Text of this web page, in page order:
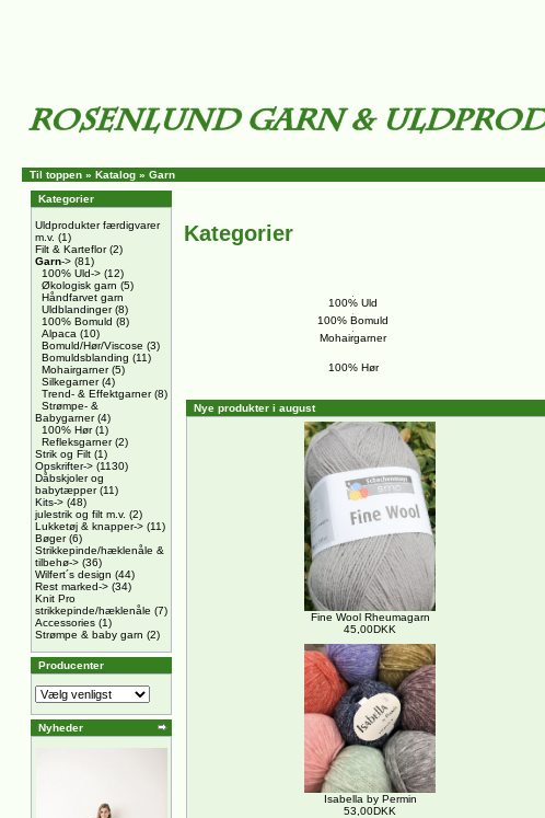
Til toppen » Katalog » Garn
Kategorier
Uldprodukter færdigvarer
m.v. (1)
Filt & Karteflor(2)
Garn-> (81)
100% Uld-> (12)
Økologisk garn (5)
Håndfarvet garn
Uldblandinger(8)
100% Bomuld (8)
Alpaca (10)
Bomuld/Hør/Viscose (3)
Bomuldsblanding (11)
Mohairgarner(5)
Silkegarner(4)
Trend- & Effektgarner(8)
Strømpe- &
Babygarner(4)
100% Hør(1)
Refleksgarner(2)
Strik og Filt (1)
Opskrifter-> (1130)
Dåbskjoler og
babytæpper(11)
Kits-> (48)
julestrik og filt m.v. (2)
Lukketøj & knapper-> (11)
Bøger(6)
Strikkepinde/hæklenåle &
tilbehø-> (36)
Wilfert´s design (44)
Rest marked-> (34)
Knit Pro
strikkepinde/hæklenåle (7)
Accessories (1)
Strømpe & baby garn (2)
Producenter
Nyheder
Kategorier
100% Uld
100% Bomuld
Mohairgarner
100% Hør
Nye produkter i august
Fine Wool Rheumagarn
45,00DKK
Isabella by Permin
53,00DKK